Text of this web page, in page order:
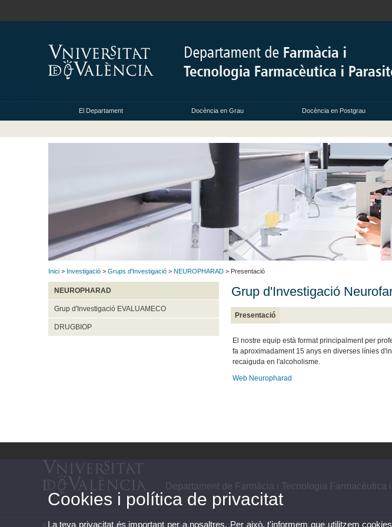
El Departament Docència en Grau Docència en Postgrau
Inici > Investigació > Grups d'Investigació > NEUROPHARAD > Presentació
NEUROPHARAD
Grup d'Investigació EVALUAMECO
DRUGBIOP
Grup d'Investigació
Presentació
El nostre equip està format principalment per
fa aproximadament 15 anys en diverses línies
recaiguda en l'alcoholisme.
Web Neuropharad
Departament de Farmàcia i Tecnologia Farmacèutica
© 2026 UV. - Avinguda Vicent Andrés Estellés, 22 46100 Burjassot (València). Telèfon: (+34) 96 354 49 12
Cookies i política de privacitat
La teva privacitat és important per a nosaltres. Per això, t'informem que utilitzem